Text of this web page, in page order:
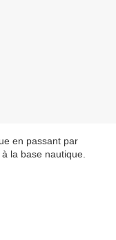
en passant par
la base nautique.